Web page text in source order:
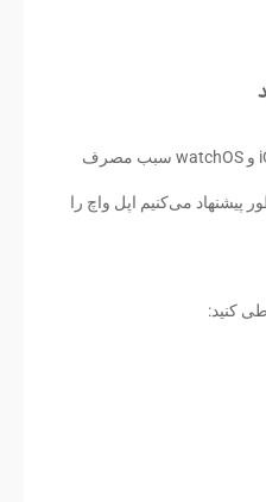
بعضی مواقع ارتباط ناقص میان iOS و watchOS سبب مصرف
پیشنهاد می‌کنیم اپل واچ را
کنید: